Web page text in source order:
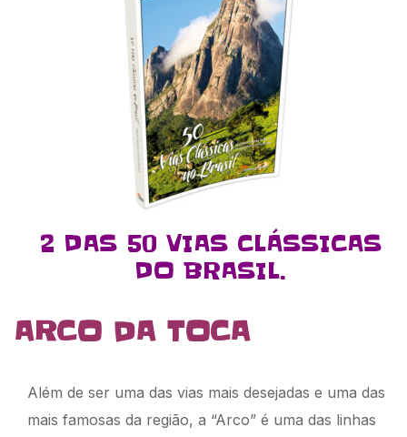
2 DAS 50 VIAS CLÁSSICAS
DO BRASIL.
ARCO DA TOCA
Além de ser uma das vias mais desejadas e uma das
mais famosas da região, a “Arco” é uma das linhas